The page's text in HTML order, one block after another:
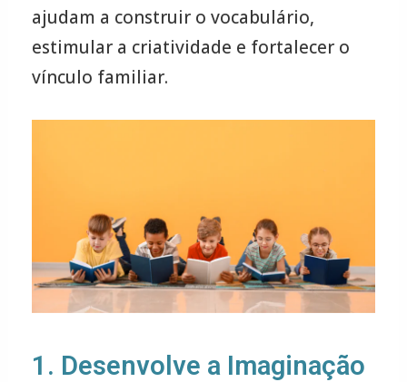
ajudam a construir o vocabulário,
estimular a criatividade e fortalecer o
vínculo familiar.
1. Desenvolve a Imaginação